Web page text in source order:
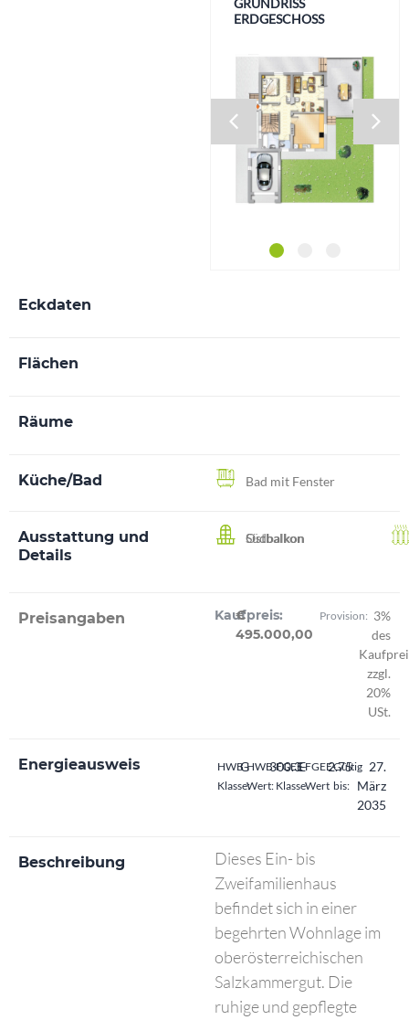
GRUNDRISS
ERDGESCHOSS
GRUNDRISS
OBERGESCHOSS
GRUNDRISS KELLER
Eckdaten
Flächen
Räume
Küche/Bad Bad mit Fenster
Ausstattung und
Details
Südbalkon
Ostbalkon
Preisangaben Kaufpreis:
€
495.000,00
Provision: 3%
des
zzgl.
20%
USt.
Energieausweis
HWB-
Klasse:
GHWB-
Wert:
300.3
FGEE-
Klasse
EFGEE-
Wert
2.75
Gültig
bis:
27.
März
2035
Beschreibung
Dieses Ein- bis
Zweifamilienhaus
befindet sich in einer
begehrten Wohnlage im
oberösterreichischen
Salzkammergut. Die
ruhige und gepflegte